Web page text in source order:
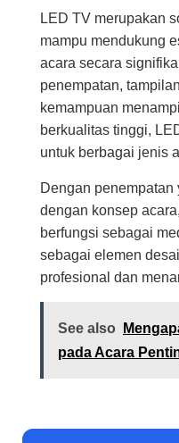
LED TV merupakan
mampu mendukung
acara secara
penempatan,
kemampuan
berkualitas tinggi,
untuk berbagai jenis
Dengan
dengan konsep
berfungsi sebagai
sebagai elemen
profesional dan
See also
pada Acara